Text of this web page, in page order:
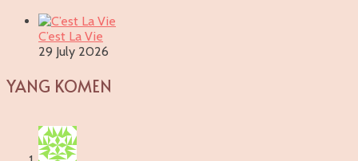
C’est La Vie
29 July 2026
YANG KOMEN